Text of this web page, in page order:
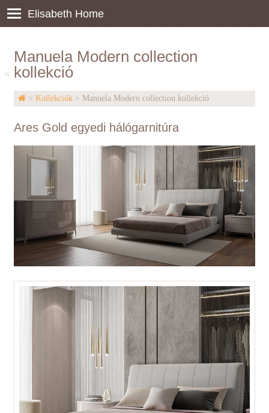
Elisabeth Home
Manuela Modern collection
kollekció
«
> Kollekciók > Manuela Modern collection kollekció
Ares Gold egyedi hálógarnitúra